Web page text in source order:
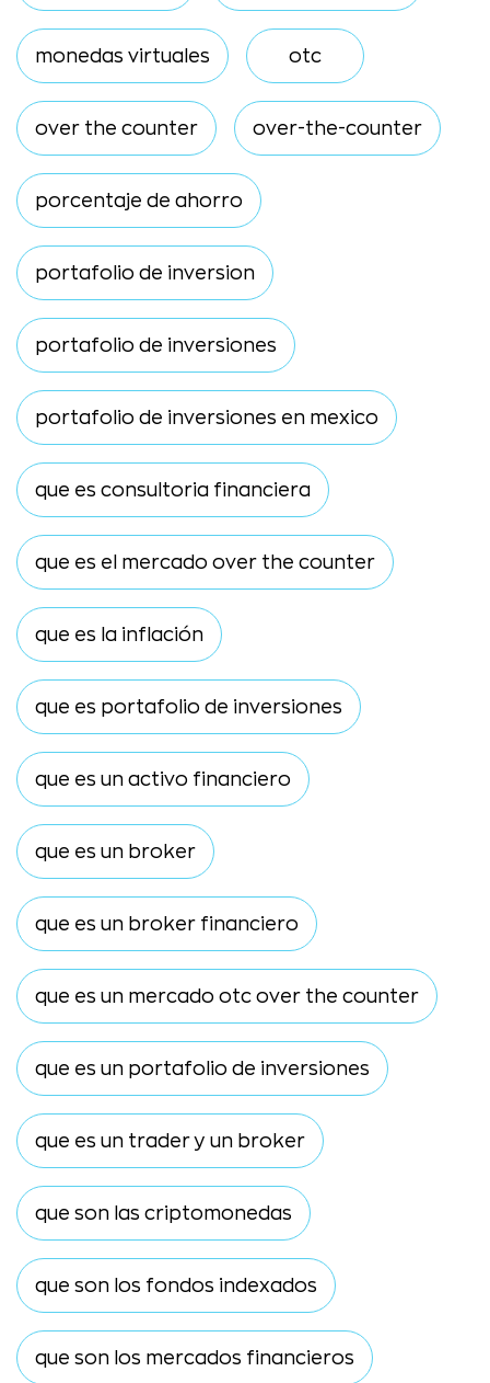
monedas virtuales otc
over the counter over-the-counter
porcentaje de ahorro
portafolio de inversion
portafolio de inversiones
portafolio de inversiones en mexico
que es consultoria financiera
que es el mercado over the counter
que es la inflación
que es portafolio de inversiones
que es un activo financiero
que es un broker
que es un broker financiero
que es un mercado otc over the counter
que es un portafolio de inversiones
que es un trader y un broker
que son las criptomonedas
que son los fondos indexados
que son los mercados financieros